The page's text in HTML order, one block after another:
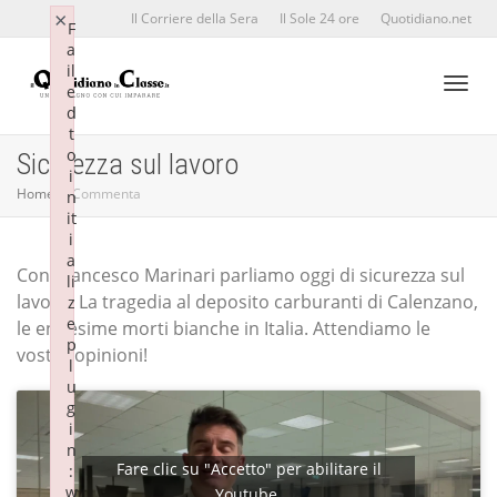
Il Corriere della Sera Il Sole 24 ore Quotidiano.net
Sicurezza sul lavoro
Home Commenta
Con Francesco Marinari parliamo oggi di sicurezza sul
lavoro. La tragedia al deposito carburanti di Calenzano,
le ennesime morti bianche in Italia. Attendiamo le
vostre opinioni!
Fare clic su "Accetto" per abilitare il
F
a
il
e
d
t
o
i
n
it
i
a
li
z
e
p
l
u
g
i
n
:
w
×F
a
il
e
d
t
o
i
n
it
i
a
li
z
e
p
l
u
g
i
n
:
w
×